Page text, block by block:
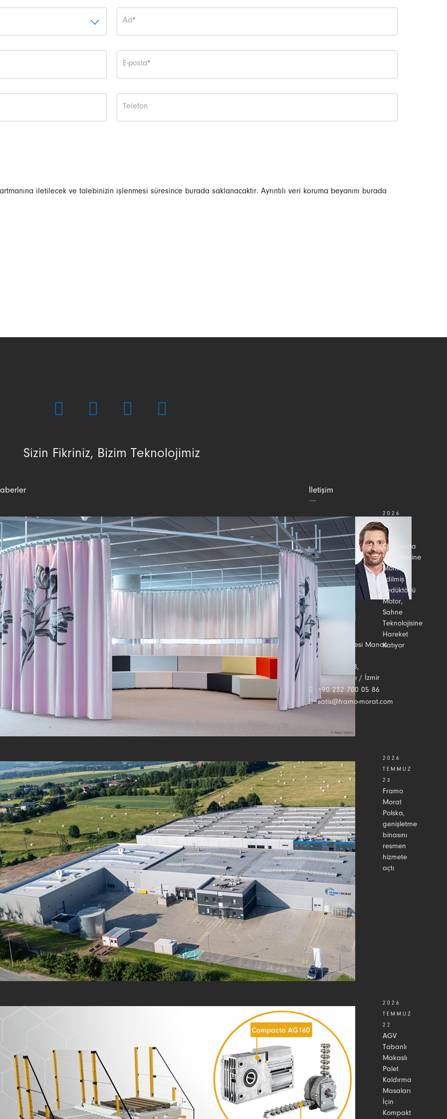
Zorunlu alan
Ad*
Zorunlu alan
E-posta*
Telefon
iletilecek ve talebinizin işlenmesi süresince burada saklanacaktır. Ayrıntılı veri koruma beyanını burada
Sizin Fikriniz, Bizim Teknolojimiz
Compacta
Şaft Üzerine
Monte
Edilmiş
Redüktörlü
Motor,
Sahne
Teknolojisine
Hareket
Katıyor
2026
TEMMUZ
31
Framo
Morat
Polska,
genişletme
binasını
resmen
hizmete
açtı
2026
TEMMUZ
23
AGV
Tabanlı
Makaslı
Palet
Kaldırma
Masaları
İçin
Kompakt
2026
TEMMUZ
22
İletişim
Bize ulaşın
Adalet Mahallesi Manas
Bulvarı No: 39,
Daire No: 2508,
35530 Bayraklı / İzmir
+90 232 700 05 86
satis@framo-morat.com